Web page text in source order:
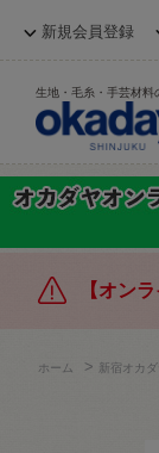
新規会員登録
生地・毛糸・手芸材料
【オン
ホーム > 新宿オカ